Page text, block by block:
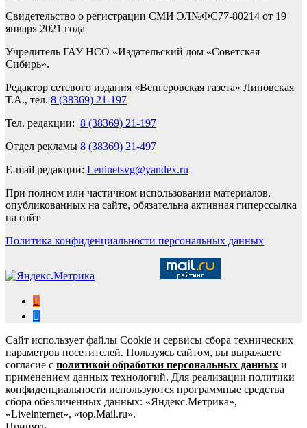
Свидетельство о регистрации СМИ ЭЛ№ФС77-80214 от 19
января 2021 года
Учредитель ГАУ НСО «Издательский дом «Советская
Сибирь».
Редактор сетевого издания «Венгеровская газета» Линовская
Т.А., тел. 8 (38369) 21-197
Тел. редакции: 8 (38369) 21-197
Отдел рекламы 8 (38369) 21-497
E-mail редакции: Leninetsvg@yandex.ru
При полном или частичном использовании материалов,
опубликованных на сайте, обязательна активная гиперссылка
на сайт
Политика конфиденциальности персональных данных
Сайт использует файлы Cookie и сервисы сбора технических
параметров посетителей. Пользуясь сайтом, вы выражаете
согласие с политикой обработки персональных данных и
применением данных технологий. Для реализации политики
конфиденциальности используются программные средства
сбора обезличенных данных: «Яндекс.Метрика»,
«Liveinternet», «top.Mail.ru».